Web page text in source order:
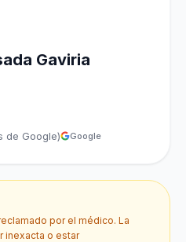
Gaviria
de Google) Google
por el médico. La
inexacta o estar